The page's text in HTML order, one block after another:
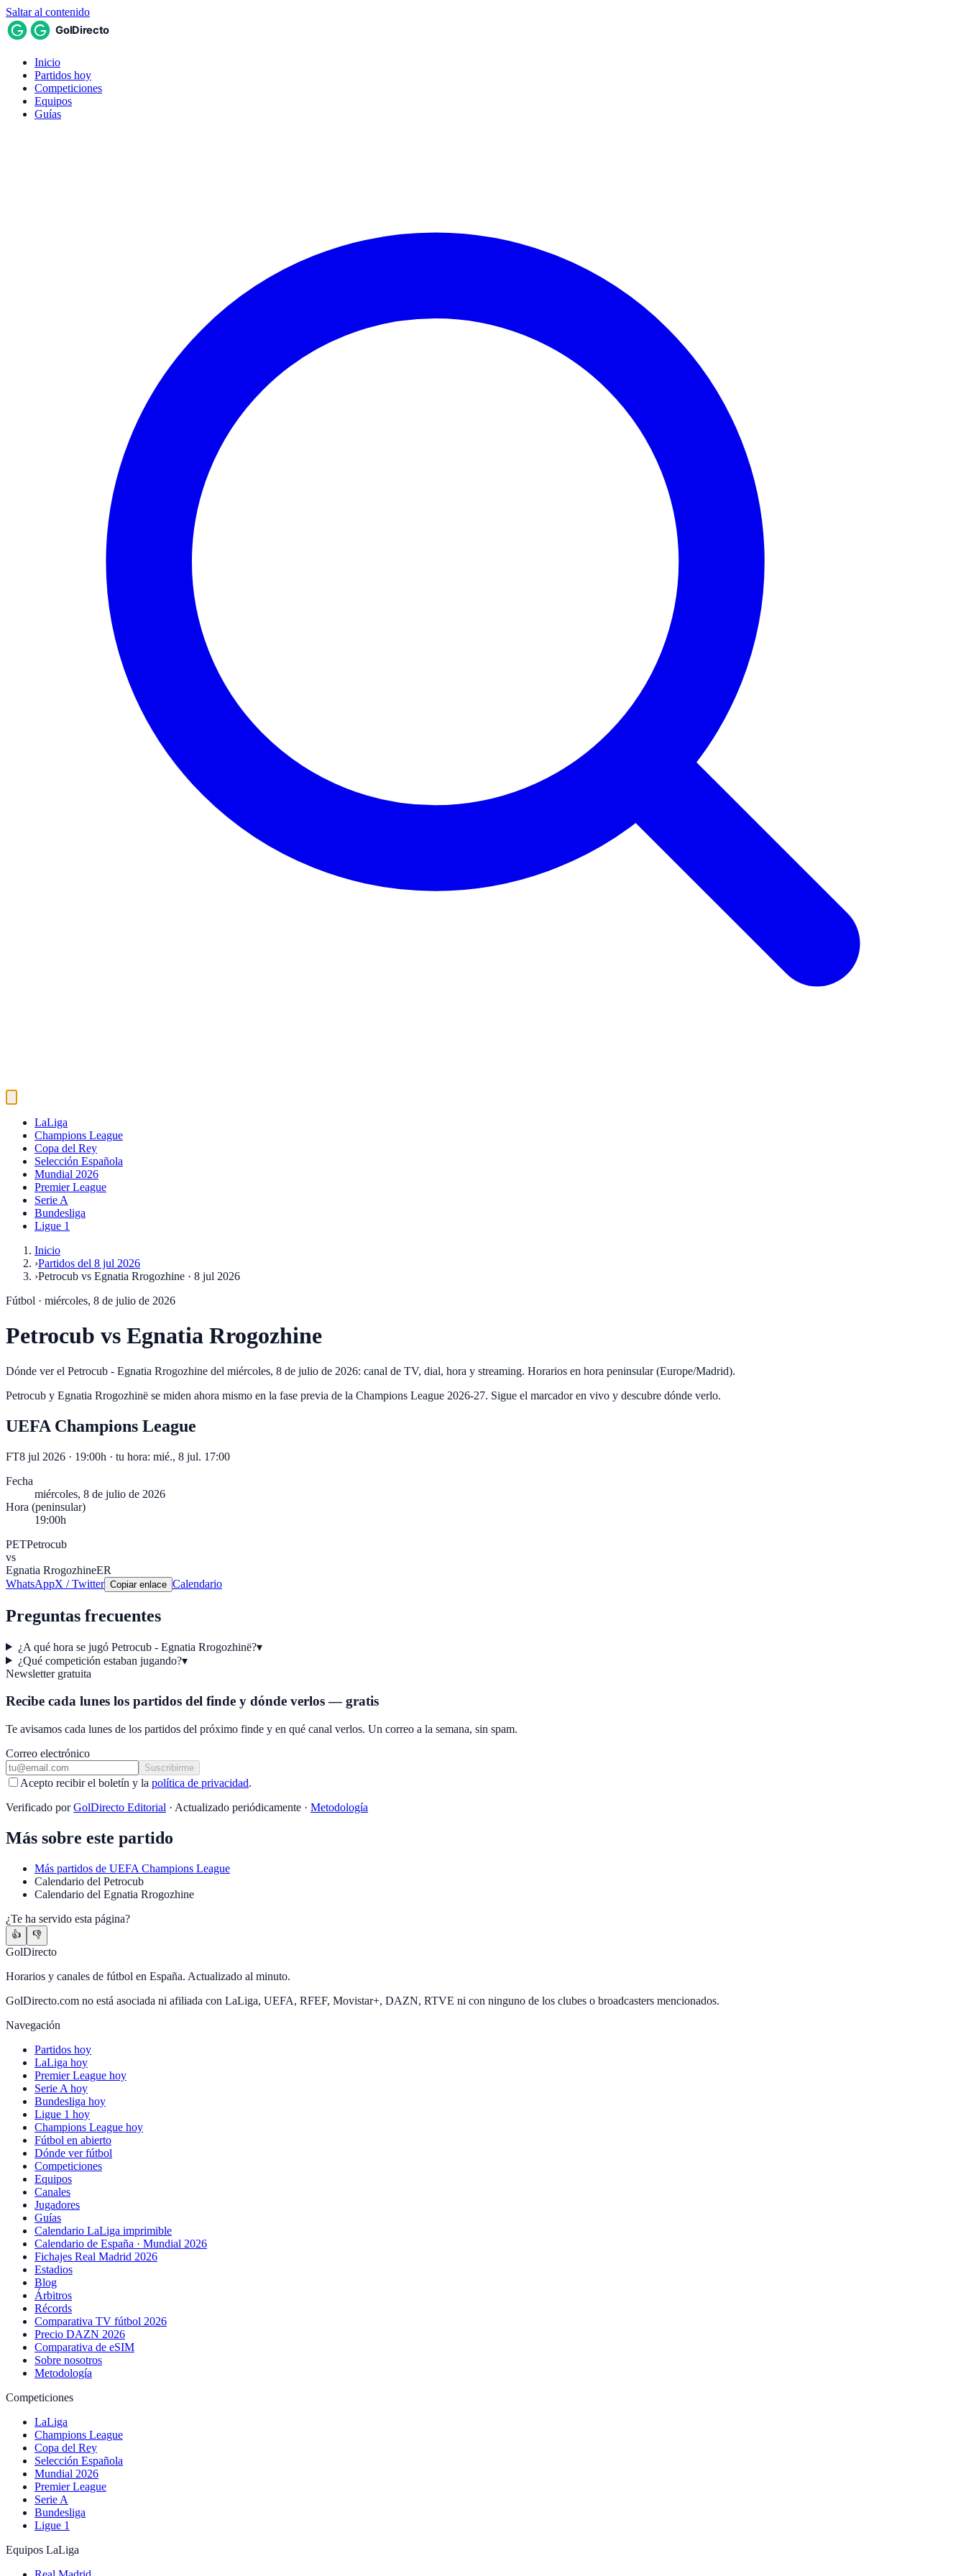
Saltar al contenido
Inicio
Partidos hoy
Competiciones
Equipos
Guías
LaLiga
Champions League
Copa del Rey
Selección Española
Mundial 2026
Premier League
Serie A
Bundesliga
Ligue 1
Inicio
›Partidos del 8 jul 2026
›Petrocub vs Egnatia Rrogozhine · 8 jul 2026
Fútbol · miércoles, 8 de julio de 2026
Petrocub vs Egnatia Rrogozhine
Dónde ver el Petrocub - Egnatia Rrogozhine del miércoles, 8 de julio de 2026: canal de TV, dial, hora y streaming. Horarios en hora peninsular (Europe/Madrid).
Petrocub y Egnatia Rrogozhinë se miden ahora mismo en la fase previa de la Champions League 2026-27. Sigue el marcador en vivo y descubre dónde verlo.
UEFA Champions League
FT8 jul 2026 · 19:00h · tu hora: mié., 8 jul. 17:00
Fecha
miércoles, 8 de julio de 2026
Hora (peninsular)
19:00h
PETPetrocub
vs
Egnatia RrogozhineER
WhatsAppX / Twitter Copiar enlace Calendario
Preguntas frecuentes
¿A qué hora se jugó Petrocub - Egnatia Rrogozhinë?▾
¿Qué competición estaban jugando?▾
Newsletter gratuita
Recibe cada lunes los partidos del finde y dónde verlos — gratis
Te avisamos cada lunes de los partidos del próximo finde y en qué canal verlos. Un correo a la semana, sin spam.
Correo electrónico
Suscribirme
Acepto recibir el boletín y la política de privacidad.
Verificado por GolDirecto Editorial · Actualizado periódicamente · Metodología
Más sobre este partido
Más partidos de UEFA Champions League
Calendario del Petrocub
Calendario del Egnatia Rrogozhine
¿Te ha servido esta página?
👍 👎
GolDirecto
Horarios y canales de fútbol en España. Actualizado al minuto.
GolDirecto.com no está asociada ni afiliada con LaLiga, UEFA, RFEF, Movistar+, DAZN, RTVE ni con ninguno de los clubes o broadcasters mencionados.
Navegación
Partidos hoy
LaLiga hoy
Premier League hoy
Serie A hoy
Bundesliga hoy
Ligue 1 hoy
Champions League hoy
Fútbol en abierto
Dónde ver fútbol
Competiciones
Equipos
Canales
Jugadores
Guías
Calendario LaLiga imprimible
Calendario de España · Mundial 2026
Fichajes Real Madrid 2026
Estadios
Blog
Árbitros
Récords
Comparativa TV fútbol 2026
Precio DAZN 2026
Comparativa de eSIM
Sobre nosotros
Metodología
Competiciones
LaLiga
Champions League
Copa del Rey
Selección Española
Mundial 2026
Premier League
Serie A
Bundesliga
Ligue 1
Equipos LaLiga